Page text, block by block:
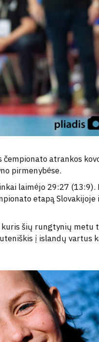
atrankos
pirmenybėse.
laimėjo 29:27 (13:9).
etapą Slovakijoje
kuris šių rungtynių metu
į islandų vartus